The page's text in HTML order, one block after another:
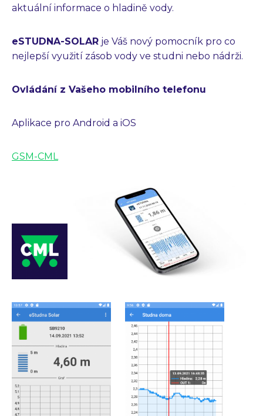
aktuální informace o hladině vody.
eSTUDNA-SOLAR je Váš nový pomocník pro co
nejlepší využití zásob vody ve studni nebo nádrži.
Ovládání z Vašeho mobilního telefonu
Aplikace pro Android a iOS
GSM-CML